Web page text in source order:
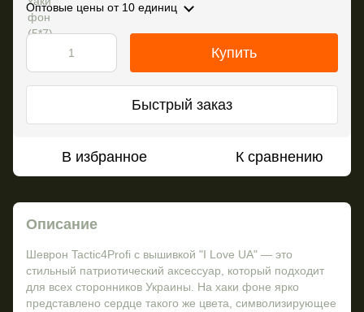
Оптовые цены от 10 единиц
Купить
Быстрый заказ
В избранное К сравнению
Описание
Шеврон Tactic4Profi с вышивкой "I Love UA" — это
стильный патриотический аксессуар, который подходит
для всех сторонников Украины. На хаки фоне ярко
представлено сердце такого же цвета, символизирующее